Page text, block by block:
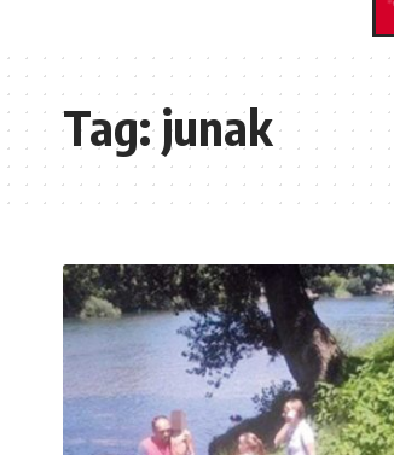
Tag:junak